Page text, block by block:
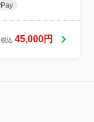
税込 45,000円